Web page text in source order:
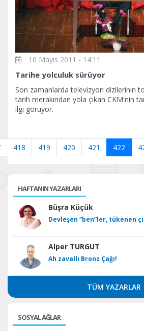
10 Mayıs 2011 - 14:11
Tarihe yolculuk sürüyor
Son zamanlarda televizyon dizilerinin
tarih merakından yola çıkan CKM'nin
ilgi görüyor.
418 419 420 421 422
HAFTANIN YAZARLARI
Büşra Küçük
Devleşen “ben”ler, tükenen
Alper TURGUT
Ah zavallı Bronz Çağı!
TÜM YAZARLAR
SOSYAL AĞLAR